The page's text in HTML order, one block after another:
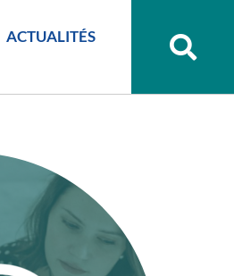
ACTUALITÉS
sur